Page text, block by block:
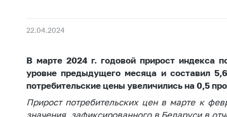
совет
Награждения
Белорусская
универсальная
товарная биржа
22.04.2024
В марте 2024 г. годовой прирост индекса
уровне предыдущего месяца и составил
потребительские цены увеличилисьна 0,5
Прирост потребительских цен в марте к
значения, зафиксированного в Беларуси в